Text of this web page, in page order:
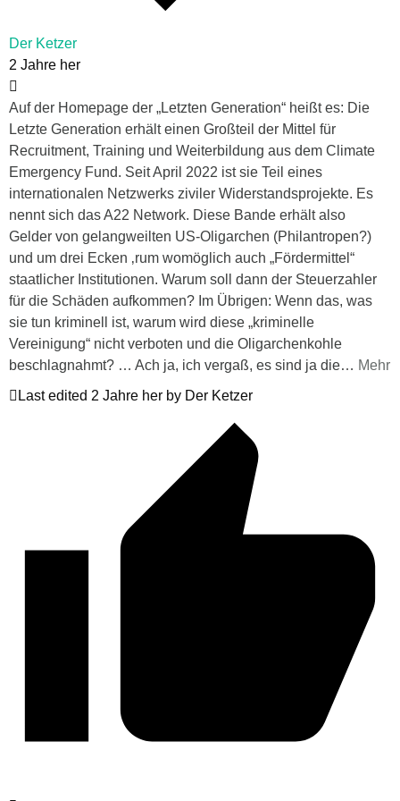
Der Ketzer
2 Jahre her
Auf der Homepage der „Letzten Generation“ heißt es: Die
Letzte Generation erhält einen Großteil der Mittel für
Recruitment, Training und Weiterbildung aus dem Climate
Emergency Fund. Seit April 2022 ist sie Teil eines
internationalen Netzwerks ziviler Widerstandsprojekte. Es
nennt sich das A22 Network. Diese Bande erhält also
Gelder von gelangweilten US-Oligarchen (Philantropen?)
und um drei Ecken ‚rum womöglich auch „Fördermittel“
staatlicher Institutionen. Warum soll dann der Steuerzahler
für die Schäden aufkommen? Im Übrigen: Wenn das, was
sie tun kriminell ist, warum wird diese „kriminelle
Vereinigung“ nicht verboten und die Oligarchenkohle
beschlagnahmt? … Ach ja, ich vergaß, es sind ja die… Mehr
Last edited 2 Jahre her by Der Ketzer